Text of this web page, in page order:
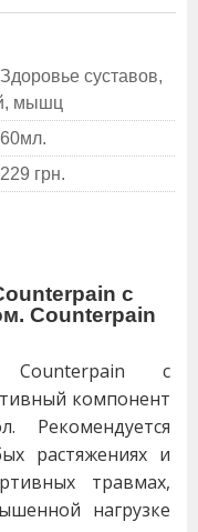
Здоровье суставов,
мышц
60мл.
229 грн.
с
Counterpain
с
компонент
растяжениях и
травмах,
нагрузке